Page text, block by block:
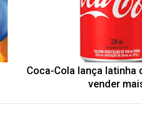
Coca-Cola lança latinha
vender